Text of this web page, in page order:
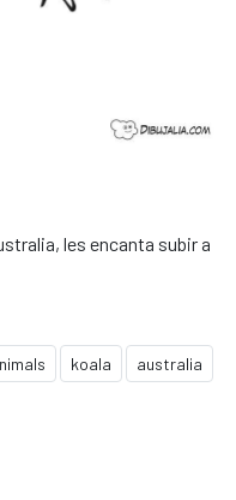
les encanta subir a
koala australia